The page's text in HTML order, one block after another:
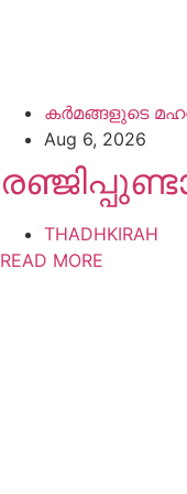
കർമങ്ങളുടെ
Aug 6, 2026
THADHKIRAH
READ MORE